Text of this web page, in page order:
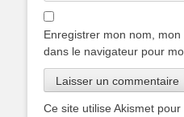
Enregistrer mon nom,
dans le navigateur pour
Ce site utilise Akismet